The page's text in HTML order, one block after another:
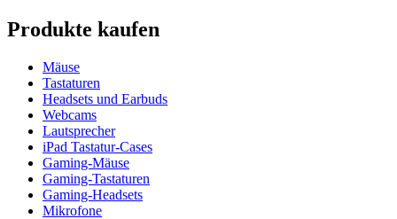
Produkte kaufen
Mäuse
Tastaturen
Headsets und Earbuds
Webcams
Lautsprecher
iPad Tastatur-Cases
Gaming-Mäuse
Gaming-Tastaturen
Gaming-Headsets
Mikrofone